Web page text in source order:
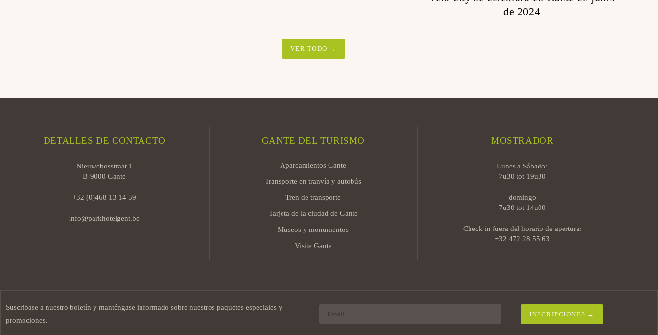
de 2024
VER TODO →
DETALLES DE CONTACTO
Nieuwebosstraat 1
B-9000 Gante
+32 (0)468 13 14 59
info@parkhotelgent.be
GANTE DEL TURISMO
Aparcamientos Gante
Transporte en tranvía y autobús
Tren de transporte
Tarjeta de la ciudad de Gante
Museos y monumentos
Visite Gante
MOSTRADOR
Lunes a Sábado:
7u30 tot 19u30
domingo
7u30 tot 14u00
Check in fuera del horario de apertura:
+32 472 28 55 63
Suscríbase a nuestro boletín y manténgase informado sobre nuestros paquetes especiales y
promociones.
INSCRIPCIONES →